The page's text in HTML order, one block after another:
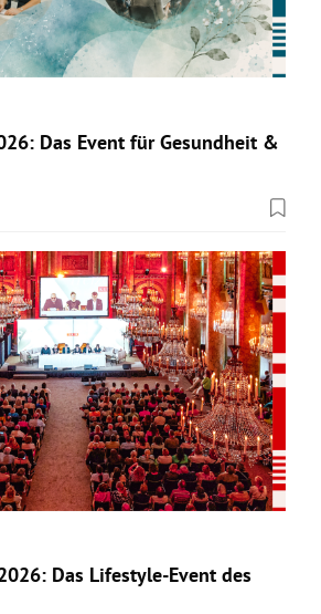
Das Event für Gesundheit &
Das Lifestyle-Event des